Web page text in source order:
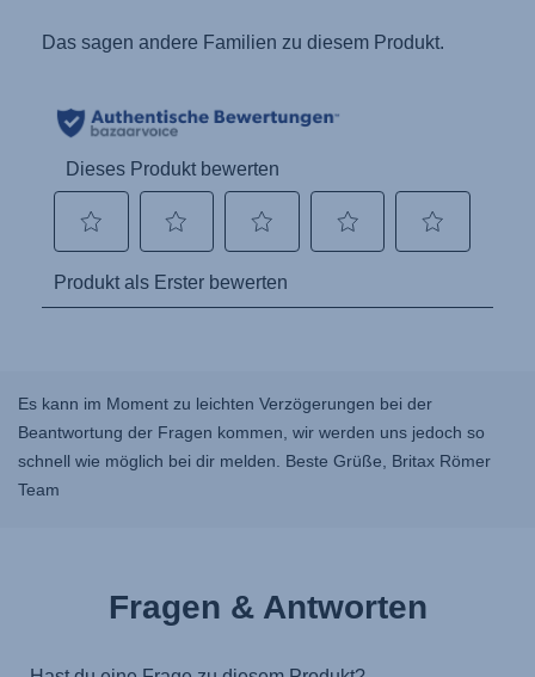
Es kann im Moment zu leichten Verzögerungen bei der
Beantwortung der Fragen kommen, wir werden uns jedoch so
schnell wie möglich bei dir melden. Beste Grüße, Britax Römer
Team
Fragen & Antworten